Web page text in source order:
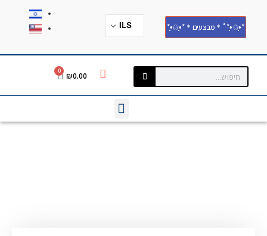
*•̩̩͙✩•̩̩͙*˚＊מבצעים＊*•̩̩͙✩•̩̩͙* ILS
₪0.00
0